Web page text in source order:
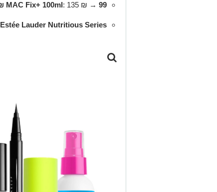
MAC Fix+ 100ml: 135 ₪ → 99 ₪
Estée Lauder Nutritious Series